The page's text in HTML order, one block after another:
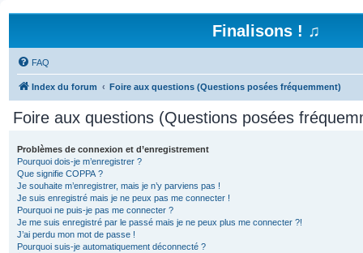
Finalisons ! ♫
FAQ
Index du forum Foire aux questions (Questions posées fréquemment)
Foire aux questions (Questions posées
Problèmes de connexion et d’enregistrement
Pourquoi dois-je m’enregistrer ?
Que signifie COPPA ?
Je souhaite m’enregistrer, mais je n’y parviens pas !
Je suis enregistré mais je ne peux pas me connecter !
Pourquoi ne puis-je pas me connecter ?
Je me suis enregistré par le passé mais je ne peux plus me connecter ?!
J’ai perdu mon mot de passe !
Pourquoi suis-je automatiquement déconnecté ?